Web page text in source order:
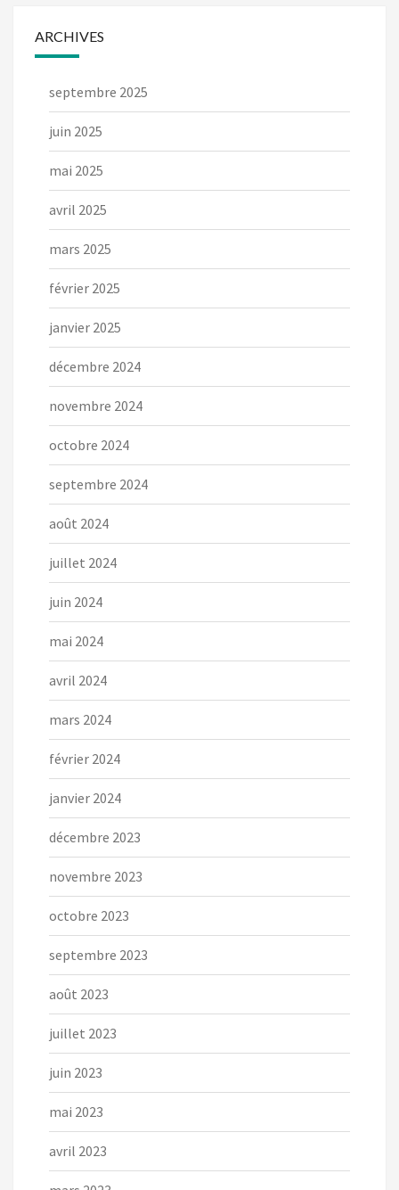
ARCHIVES
septembre 2025
juin 2025
mai 2025
avril 2025
mars 2025
février 2025
janvier 2025
décembre 2024
novembre 2024
octobre 2024
septembre 2024
août 2024
juillet 2024
juin 2024
mai 2024
avril 2024
mars 2024
février 2024
janvier 2024
décembre 2023
novembre 2023
octobre 2023
septembre 2023
août 2023
juillet 2023
juin 2023
mai 2023
avril 2023